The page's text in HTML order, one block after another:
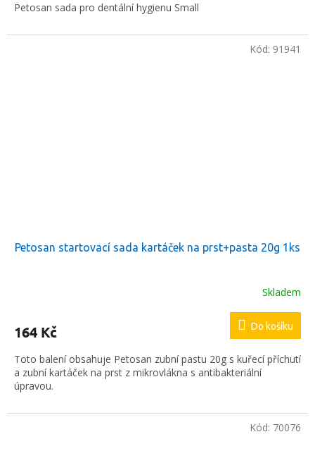
Petosan sada pro dentální hygienu Small
Petosan startovací sada kartáček na prst+pasta 20g 1ks
Skladem
164 Kč Do košíku
Toto balení obsahuje Petosan zubní pastu 20g s kuřecí příchutí
a zubní kartáček na prst z mikrovlákna s antibakteriální
úpravou.
Kód: 91941
Kód: 70076